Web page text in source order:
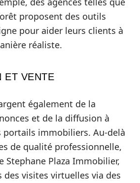
proposent des outils
pour aider leurs clients à
réaliste.
ET VENTE
également de la
et de la diffusion à
immobiliers. Au-delà
de qualité professionnelle,
Stephane Plaza Immobilier,
des visites virtuelles via des